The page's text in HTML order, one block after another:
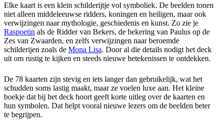
Elke kaart is een klein schilderijtje vol symboliek. De beelden tonen
niet alleen middeleeuwse ridders, koningen en heiligen, maar ook
verwijzingen naar mythologie, geschiedenis en kunst. Zo zie je
Raspoetin als de Ridder van Bekers, de bekering van Paulus op de
Zes van Zwaarden, en zelfs verwijzingen naar beroemde
schilderijen zoals de Mona Lisa. Door al die details nodigt het deck
uit om rustig te kijken en steeds nieuwe betekenissen te ontdekken.
De 78 kaarten zijn stevig en iets langer dan gebruikelijk, wat het
schudden soms lastig maakt, maar ze voelen luxe aan. Het kleine
boekje dat bij het deck hoort geeft korte uitleg over de kaarten en
hun symbolen. Dat helpt vooral nieuwe lezers om de beelden beter
te begrijpen.